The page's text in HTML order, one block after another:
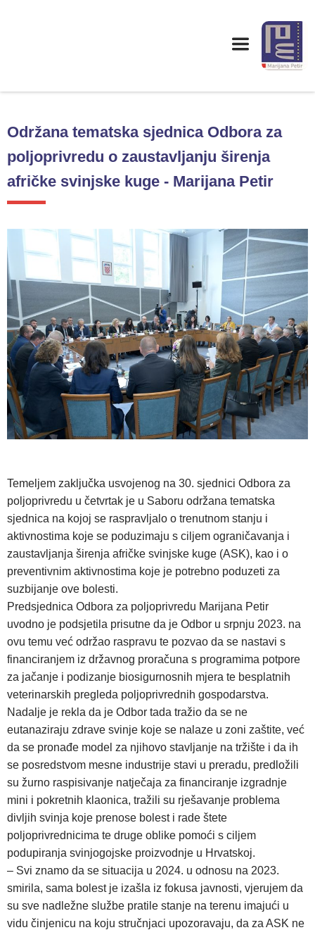
Održana tematska sjednica Odbora za
poljoprivredu o zaustavljanju širenja
afričke svinjske kuge - Marijana Petir
Temeljem zaključka usvojenog na 30. sjednici Odbora za
poljoprivredu u četvrtak je u Saboru održana tematska
sjednica na kojoj se raspravljalo o trenutnom stanju i
aktivnostima koje se poduzimaju s ciljem ograničavanja i
zaustavljanja širenja afričke svinjske kuge (ASK), kao i o
preventivnim aktivnostima koje je potrebno poduzeti za
suzbijanje ove bolesti.
Predsjednica Odbora za poljoprivredu Marijana Petir
uvodno je podsjetila prisutne da je Odbor u srpnju 2023. na
ovu temu već održao raspravu te pozvao da se nastavi s
financiranjem iz državnog proračuna s programima potpore
za jačanje i podizanje biosigurnosnih mjera te besplatnih
veterinarskih pregleda poljoprivrednih gospodarstva.
Nadalje je rekla da je Odbor tada tražio da se ne
eutanaziraju zdrave svinje koje se nalaze u zoni zaštite, već
da se pronađe model za njihovo stavljanje na tržište i da ih
se posredstvom mesne industrije stavi u preradu, predložili
su žurno raspisivanje natječaja za financiranje izgradnje
mini i pokretnih klaonica, tražili su rješavanje problema
divljih svinja koje prenose bolest i rade štete
poljoprivrednicima te druge oblike pomoći s ciljem
podupiranja svinjogojske proizvodnje u Hrvatskoj.
– Svi znamo da se situacija u 2024. u odnosu na 2023.
smirila, sama bolest je izašla iz fokusa javnosti, vjerujem da
su sve nadležne službe pratile stanje na terenu imajući u
vidu činjenicu na koju stručnjaci upozoravaju, da za ASK ne